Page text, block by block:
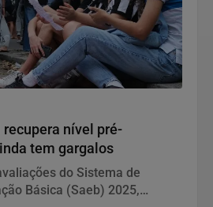
nível pré-
tem gargalos
do Sistema de
Básica (Saeb) 2025,